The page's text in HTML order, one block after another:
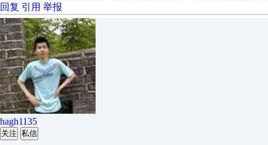
回复 引用 举报
hagh1135
关注 私信